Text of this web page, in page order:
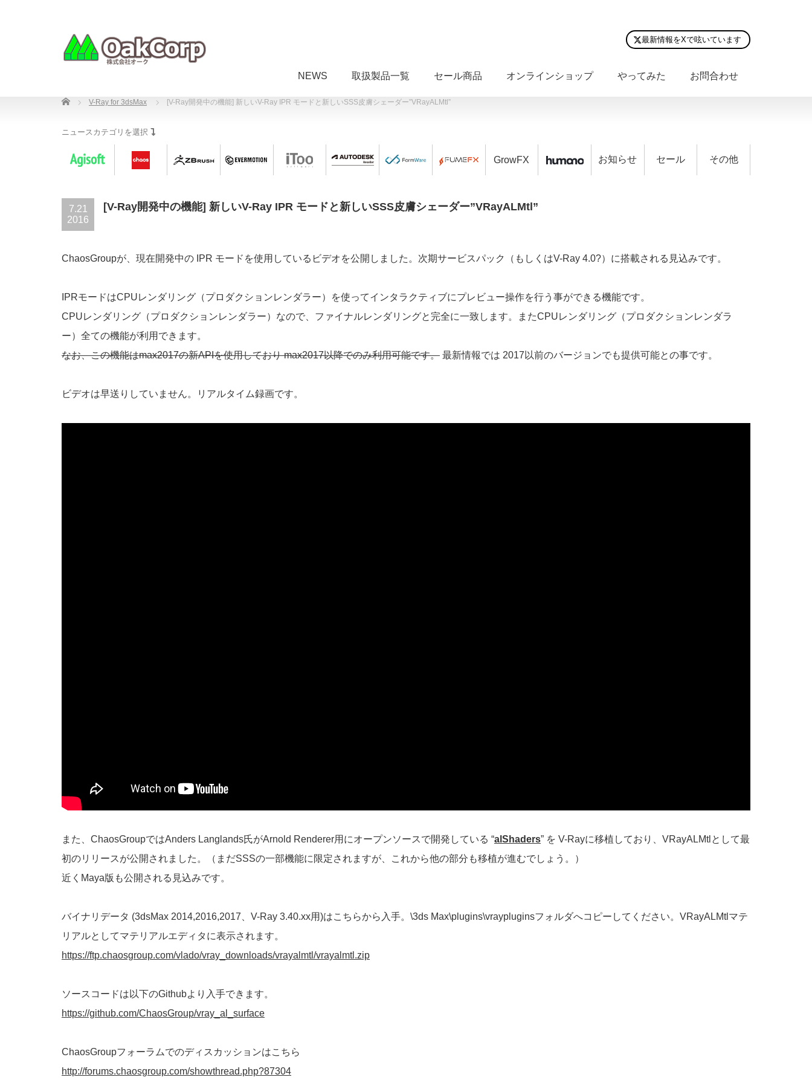
最新情報をXで呟いています
NEWS 取扱製品一覧 セール商品 オンラインショップ やってみた お問合わせ
Home V-Ray for 3dsMax [V-Ray開発中の機能] 新しいV-Ray IPR モードと新しいSSS皮膚シェーダー”VRayALMtl”
ニュースカテゴリを選択
GrowFX お知らせ セール その他
7.21
2016
[V-Ray開発中の機能] 新しいV-Ray IPR モードと新しいSSS皮膚シェーダー”VRayALMtl”
ChaosGroupが、現在開発中の IPR モードを使用しているビデオを公開しました。次期サービスパック（もしくはV-Ray 4.0?）に搭載される見込みです。
IPRモードはCPUレンダリング（プロダクションレンダラー）を使ってインタラクティブにプレビュー操作を行う事ができる機能です。
CPUレンダリング（プロダクションレンダラー）なので、ファイナルレンダリングと完全に一致します。またCPUレンダリング（プロダクションレンダラ
ー）全ての機能が利用できます。
なお、この機能はmax2017の新APIを使用しており max2017以降でのみ利用可能です。 最新情報では 2017以前のバージョンでも提供可能との事です。
ビデオは早送りしていません。リアルタイム録画です。
また、ChaosGroupではAnders Langlands氏がArnold Renderer用にオープンソースで開発している “alShaders” を V-Rayに移植しており、VRayALMtlとして最
初のリリースが公開されました。（まだSSSの一部機能に限定されますが、これから他の部分も移植が進むでしょう。）
近くMaya版も公開される見込みです。
バイナリデータ (3dsMax 2014,2016,2017、V-Ray 3.40.xx用)はこちらから入手。\3ds Max\plugins\vraypluginsフォルダへコピーしてください。VRayALMtlマテ
リアルとしてマテリアルエディタに表示されます。
https://ftp.chaosgroup.com/vlado/vray_downloads/vrayalmtl/vrayalmtl.zip
ソースコードは以下のGithubより入手できます。
https://github.com/ChaosGroup/vray_al_surface
ChaosGroupフォーラムでのディスカッションはこちら
http://forums.chaosgroup.com/showthread.php?87304